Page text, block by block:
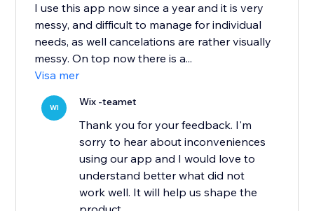
I use this app now since a year and it is very
messy, and difficult to manage for individual
needs, as well cancelations are rather visually
messy. On top now there is a...
Visa mer
WI Wix -teamet
Thank you for your feedback. I'm
sorry to hear about inconveniences
using our app and I would love to
understand better what did not
work well. It will help us shape the